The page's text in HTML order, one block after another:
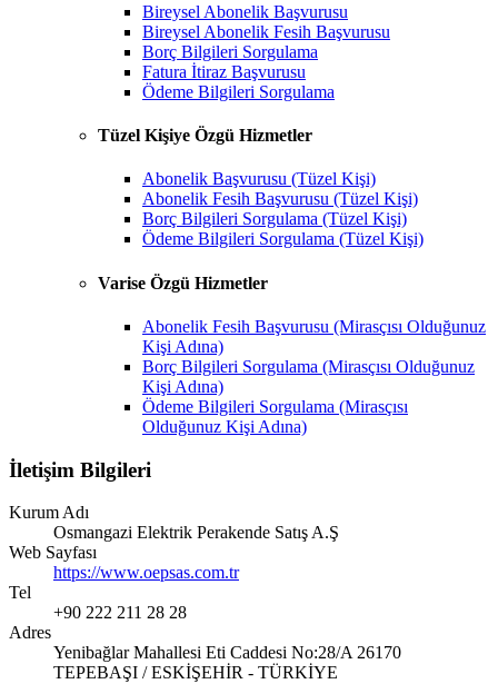
Bireysel Abonelik Başvurusu
Bireysel Abonelik Fesih Başvurusu
Borç Bilgileri Sorgulama
Fatura İtiraz Başvurusu
Ödeme Bilgileri Sorgulama
Tüzel Kişiye Özgü Hizmetler
Abonelik Başvurusu (Tüzel Kişi)
Abonelik Fesih Başvurusu (Tüzel Kişi)
Borç Bilgileri Sorgulama (Tüzel Kişi)
Ödeme Bilgileri Sorgulama (Tüzel Kişi)
Varise Özgü Hizmetler
Abonelik Fesih Başvurusu (Mirasçısı Olduğunuz
Kişi Adına)
Borç Bilgileri Sorgulama (Mirasçısı Olduğunuz
Kişi Adına)
Ödeme Bilgileri Sorgulama (Mirasçısı
Olduğunuz Kişi Adına)
İletişim Bilgileri
Kurum Adı
Osmangazi Elektrik Perakende Satış A.Ş
Web Sayfası
https://www.oepsas.com.tr
Tel
+90 222 211 28 28
Adres
Yenibağlar Mahallesi Eti Caddesi No:28/A 26170
TEPEBAŞI / ESKİŞEHİR - TÜRKİYE